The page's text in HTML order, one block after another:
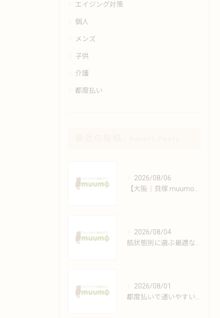
エイジング対策
個人
メンズ
子供
介護
都度払い
2026/08/06
2026/08/04
2026/08/01